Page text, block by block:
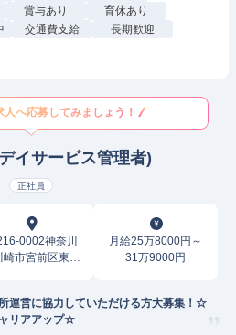
賞与あり
育休あり
交通費支給
長期歓迎
へ応募してみましょう！
イサービス管理者)
正社員
0002神奈川
崎市宮前区東有
月給25万8000円～
31万9000円
運営に協力していただける方大募集！☆
リアアップ☆